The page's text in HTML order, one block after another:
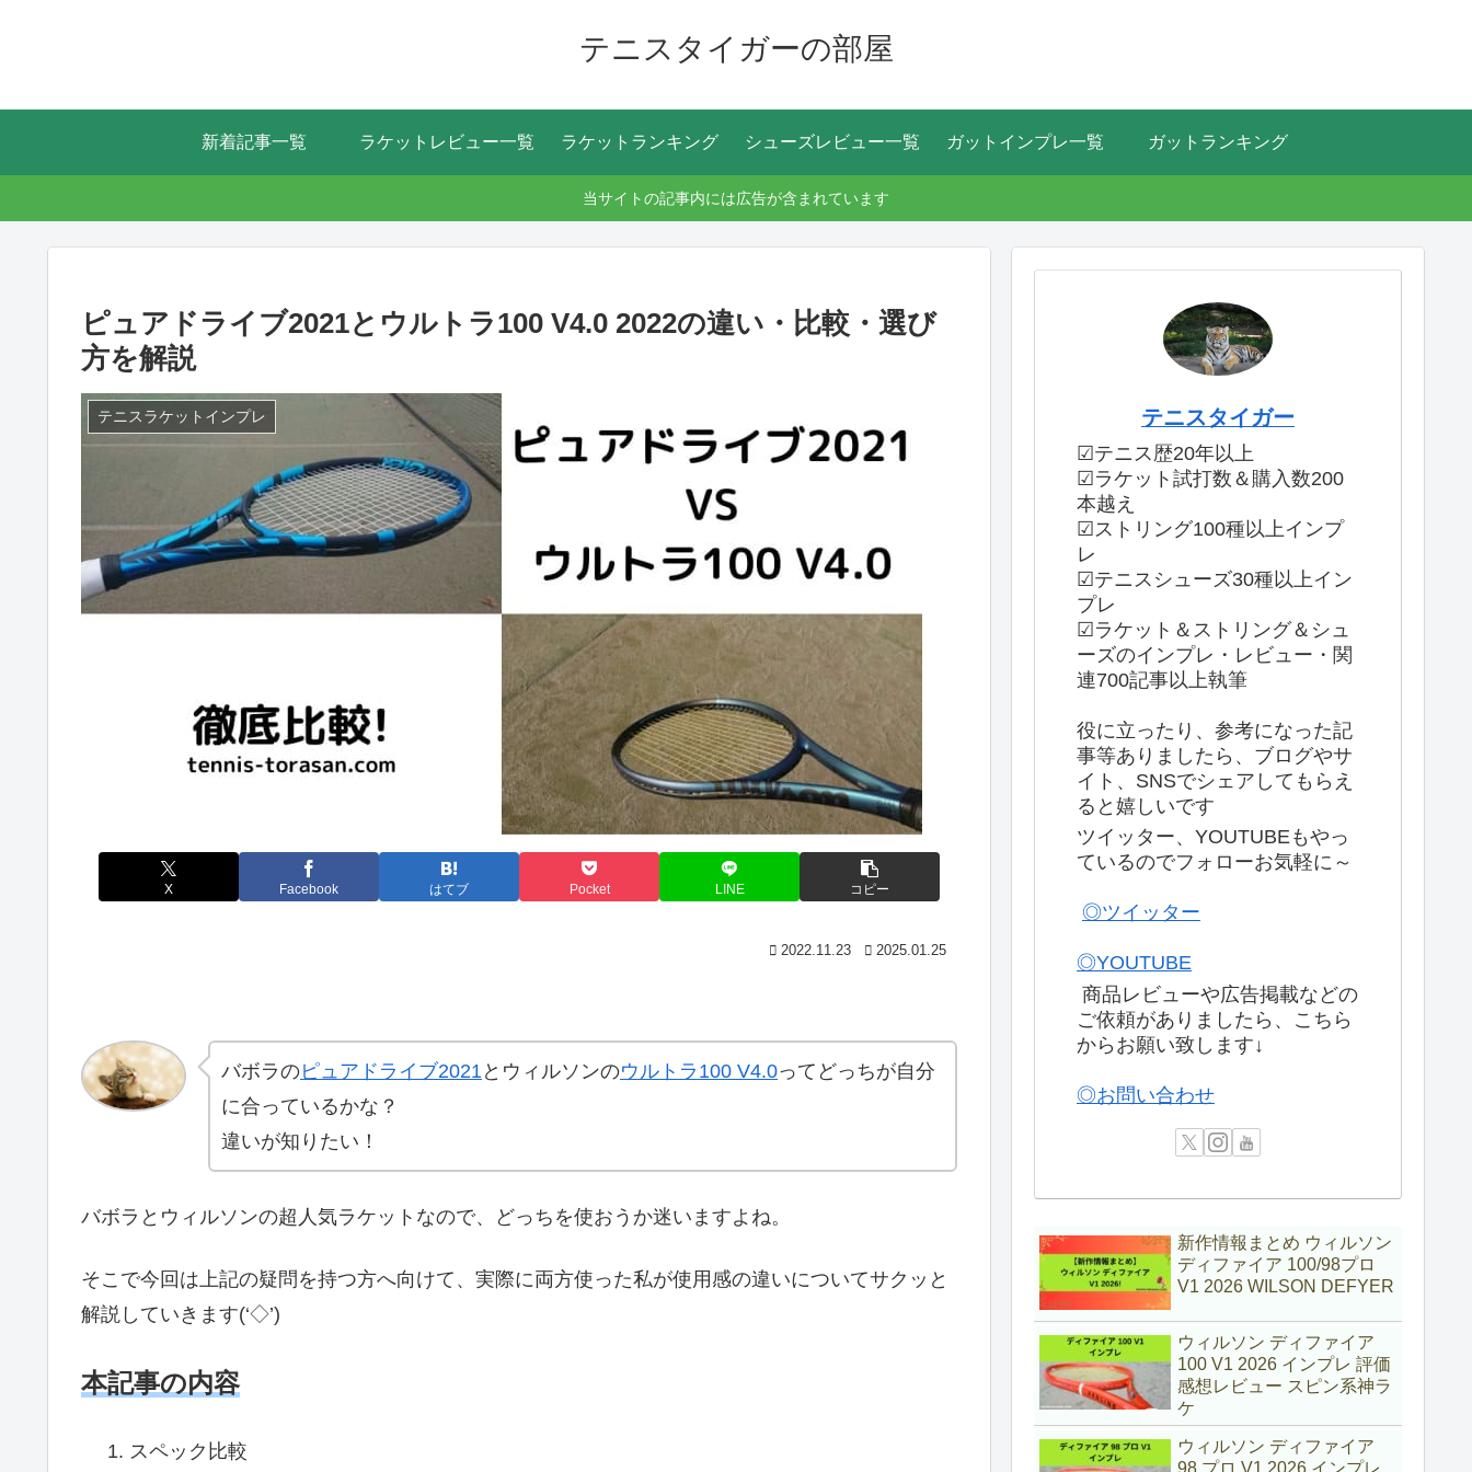
テニスタイガーの部屋
新着記事一覧 ラケットレビュー一覧 ラケットランキング シューズレビュー一覧 ガットインプレ一覧 ガットランキング
当サイトの記事内には広告が含まれています
ピュアドライブ2021とウルトラ100 V4.0 2022の違い・比較・選び
方を解説
テニスラケットインプレ
X Facebook はてブ Pocket LINE コピー
2022.11.23 2025.01.25
バボラのピュアドライブ2021 とウィルソンのウルトラ100 V4.0ってどっちが自分
に合っているかな？
違いが知りたい！
バボラとウィルソンの超人気ラケットなので、どっちを使おうか迷いますよね。
そこで今回は上記の疑問を持つ方へ向けて、実際に両方使った私が使用感の違いについてサクッと
解説していきます(‘◇’)ゞ
本記事の内容
スペック比較
テニスタイガー
☑テニス歴20年以上
☑ラケット試打数＆購入数200
本越え
☑ストリング100種以上インプ
レ
☑テニスシューズ30種以上イン
プレ
☑ラケット＆ストリング＆シュ
ーズのインプレ・レビュー・関
連700記事以上執筆
役に立ったり、参考になった記
事等ありましたら、ブログやサ
イト、SNSでシェアしてもらえ
ると嬉しいです
ツイッター、YOUTUBEもやっ
ているのでフォローお気軽に～
◎ツイッター
◎YOUTUBE
商品レビューや広告掲載などの
ご依頼がありましたら、こちら
からお願い致します↓
◎お問い合わせ
新作情報まとめ ウィルソン
ディファイア 100/98プロ
V1 2026 WILSON DEFYER
ウィルソン ディファイア
100 V1 2026 インプレ 評価
感想レビュー スピン系神ラ
ケ
ウィルソン ディファイア
98 プロ V1 2026 インプレ